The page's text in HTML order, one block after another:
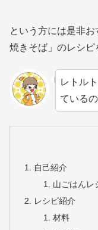
という方には是非
焼きそば」のレシピ
レトル
ている
自己紹介
山ごはんレ
レシピ紹介
材料